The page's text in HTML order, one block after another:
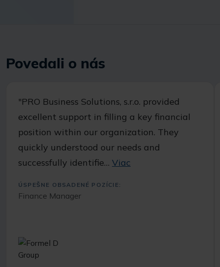
Povedali o nás
"PRO Business Solutions, s.r.o. provided
excellent support in filling a key financial
position within our organization. They
quickly understood our needs and
successfully identifie… Viac
ÚSPEŠNE OBSADENÉ POZÍCIE:
Finance Manager